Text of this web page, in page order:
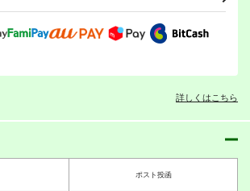
詳しくはこちら
ポスト投函